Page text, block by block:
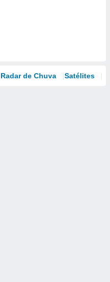
Radar de Chuva Satélites